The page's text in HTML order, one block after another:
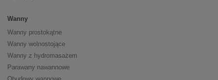
Wanny
Wanny prostokątne
Wanny wolnostojące
Wanny z hydromasażem
Parawany nawannowe